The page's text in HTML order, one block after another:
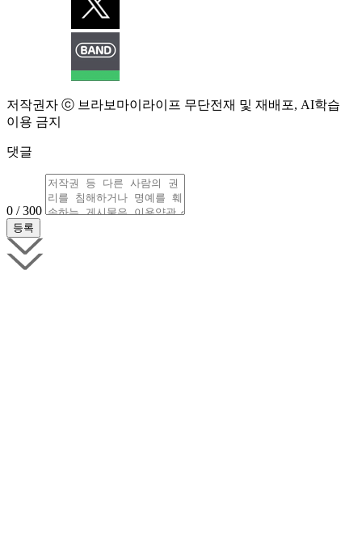
저작권자 ⓒ 브라보마이라이프 무단전재 및 재배포, AI학습
이용 금지
댓글
0 / 300